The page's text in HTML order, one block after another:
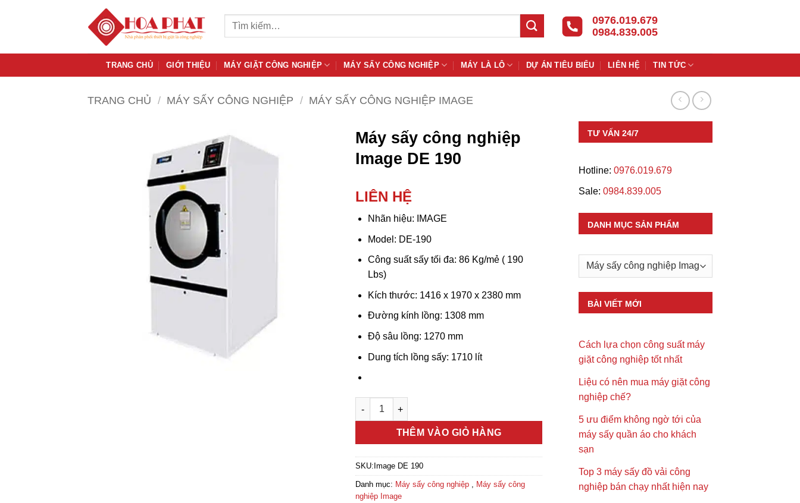
dung
Tìm
0976.019.679
0984.839.005
TRANG CHỦ GIỚI THIỆU MÁY GIẶT CÔNG NGHIỆP MÁY SẤY CÔNG NGHIỆP MÁY LÀ LÔ DỰ ÁN TIÊU BIỂU LIÊN HỆ TIN TỨC
TRANG CHỦ / MÁY SẤY CÔNG NGHIỆP / MÁY SẤY CÔNG NGHIỆP IMAGE
Máy sấy công nghiệp
Image DE 190
LIÊN HỆ
Nhãn hiệu: IMAGE
Model: DE-190
Công suất sấy tối đa: 86 Kg/mẻ ( 190
Lbs)
Kích thước: 1416 x 1970 x 2380 mm
Đường kính lồng: 1308 mm
Độ sâu lồng: 1270 mm
Dung tích lồng sấy: 1710 lít
Máy sấy công nghiệp Image DE 190 số lượng
THÊM VÀO GIỎ HÀNG
SKU: Image DE 190
Danh mục: Máy sấy công nghiệp
Máy sấy công
nghiệp Image
TƯ VẤN 24/7
Hotline: 0976.019.679
Sale: 0984.839.005
DANH MỤC SẢN PHẨM
BÀI VIẾT MỚI
Cách lựa chọn công suất máy
giặt công nghiệp tốt nhất
Liệu có nên mua máy giặt công
nghiệp chế?
5 ưu điểm không ngờ tới của
máy sấy quần áo cho khách
sạn
Top 3 máy sấy đồ vải công
nghiệp bán chạy nhất hiện nay